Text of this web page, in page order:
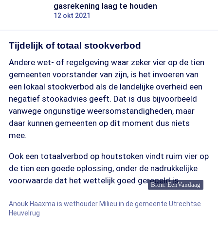
gasrekening laag te houden
12 okt 2021
Tijdelijk of totaal stookverbod
Andere wet- of regelgeving waar zeker vier op de tien
gemeenten voorstander van zijn, is het invoeren van
een lokaal stookverbod als de landelijke overheid een
negatief stookadvies geeft. Dat is dus bijvoorbeeld
vanwege ongunstige weersomstandigheden, maar
daar kunnen gemeenten op dit moment dus niets
mee.
Ook een totaalverbod op houtstoken vindt ruim vier op
de tien een goede oplossing, onder de nadrukkelijke
voorwaarde dat het wettelijk goed geregeld is.
Bron: EenVandaag
Anouk Haaxma is wethouder Milieu in de gemeente Utrechtse
Heuvelrug